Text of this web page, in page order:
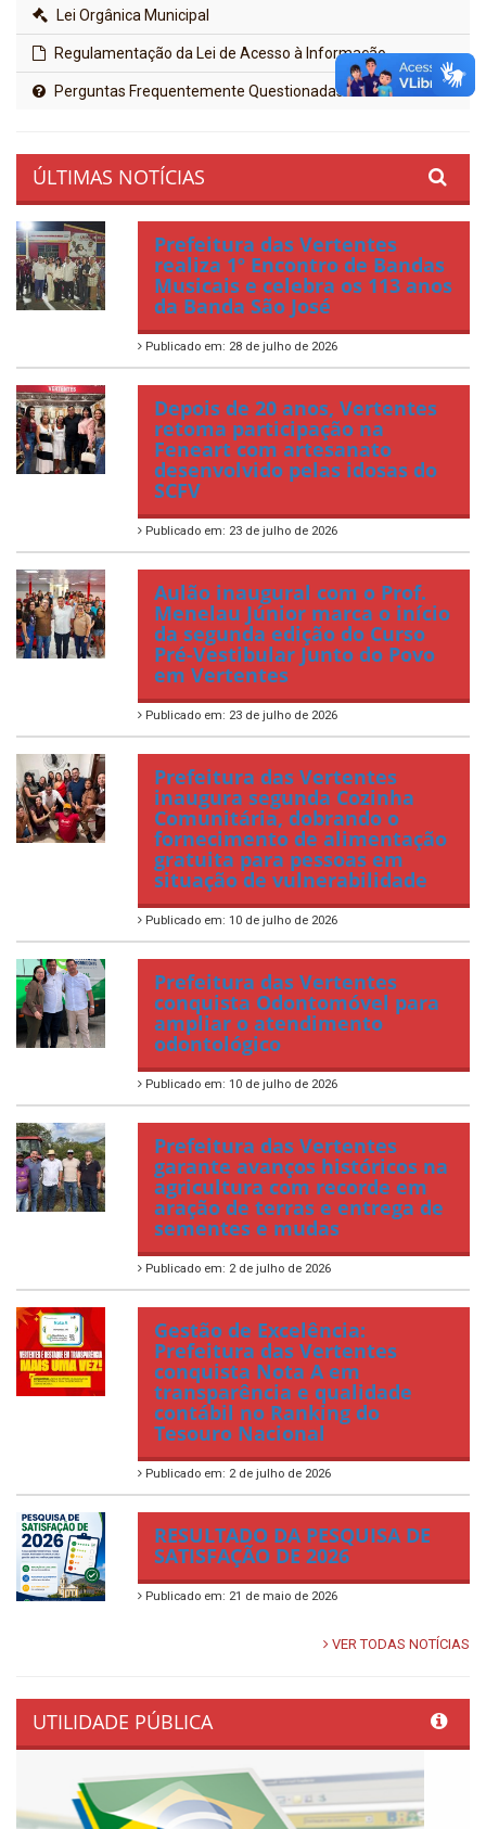
Lei Orgânica Municipal
Regulamentação da Lei de Acesso à Informação
Perguntas Frequentemente Questionadas
ÚLTIMAS NOTÍCIAS
Prefeitura das Vertentes
realiza 1º Encontro de Bandas
Musicais e celebra os 113 anos
da Banda São José
Publicado em: 28 de julho de 2026
Depois de 20 anos, Vertentes
retoma participação na
Feneart com artesanato
desenvolvido pelas idosas do
SCFV
Publicado em: 23 de julho de 2026
Aulão inaugural com o Prof.
Menelau Júnior marca o início
da segunda edição do Curso
Pré-Vestibular Junto do Povo
em Vertentes
Publicado em: 23 de julho de 2026
Prefeitura das Vertentes
inaugura segunda Cozinha
Comunitária, dobrando o
fornecimento de alimentação
gratuita para pessoas em
situação de vulnerabilidade
Publicado em: 10 de julho de 2026
Prefeitura das Vertentes
conquista Odontomóvel para
ampliar o atendimento
odontológico
Publicado em: 10 de julho de 2026
Prefeitura das Vertentes
garante avanços históricos na
agricultura com recorde em
aração de terras e entrega de
sementes e mudas
Publicado em: 2 de julho de 2026
Gestão de Excelência:
Prefeitura das Vertentes
conquista Nota A em
transparência e qualidade
contábil no Ranking do
Tesouro Nacional
Publicado em: 2 de julho de 2026
RESULTADO DA PESQUISA DE
SATISFAÇÃO DE 2026
Publicado em: 21 de maio de 2026
VER TODAS NOTÍCIAS
UTILIDADE PÚBLICA